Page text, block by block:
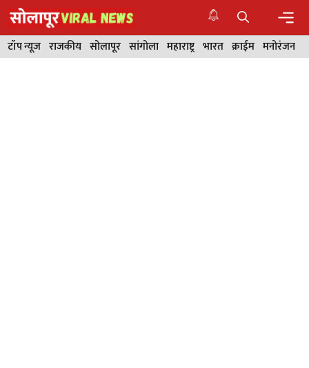
Skip
to
content
टॉप न्यूज राजकीय सोलापूर सांगोला महाराष्ट्र भारत क्राईम मनोरंजन